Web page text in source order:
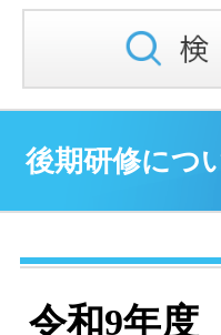
後期研修につ
令和9年度